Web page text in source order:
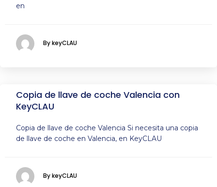
en
By keyCLAU
Copia de llave de coche Valencia con
KeyCLAU
Copia de llave de coche Valencia Si necesita una copia
de llave de coche en Valencia, en KeyCLAU
By keyCLAU